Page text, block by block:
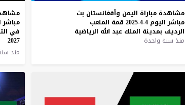
مشاهدة مباراة اليمن وأفغانستان بث
مباشر اليوم 4-4-2025 قمة الملعب
الرديف بمدينة الملك عبد الله الرياضية
منذ سنة واحدة
في
2027
منذ